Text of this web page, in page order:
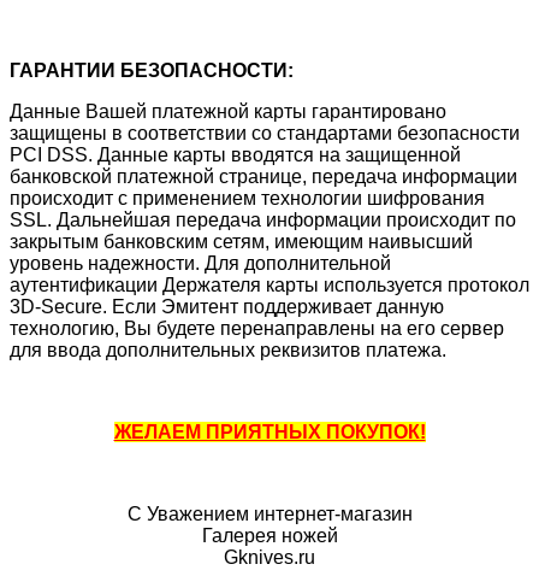
ГАРАНТИИ БЕЗОПАСНОСТИ:
Данные Вашей платежной карты гарантировано
защищены в соответствии со стандартами безопасности
PCI DSS. Данные карты вводятся на защищенной
банковской платежной странице, передача информации
происходит с применением технологии шифрования
SSL. Дальнейшая передача информации происходит по
закрытым банковским сетям, имеющим наивысший
уровень надежности. Для дополнительной
аутентификации Держателя карты используется протокол
3D-Secure. Если Эмитент поддерживает данную
технологию, Вы будете перенаправлены на его сервер
для ввода дополнительных реквизитов платежа.
ЖЕЛАЕМ ПРИЯТНЫХ ПОКУПОК!
С Уважением интернет-магазин
Галерея ножей
Gknives.ru